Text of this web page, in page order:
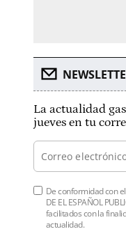
La actualidad
jueves en tu
De conformidad con el
DE EL ESPAÑOL
facilitados con la
actualidad.